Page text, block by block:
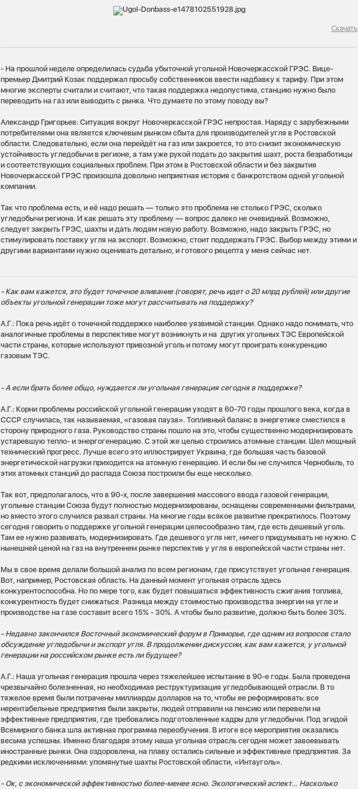
Скачать
- На прошлой неделе определилась судьба убыточной угольной Новочеркасской ГРЭС. Вице-
премьер Дмитрий Козак поддержал просьбу собственников ввести надбавку к тарифу. При этом
многие эксперты считали и считают, что такая поддержка недопустима, станцию нужно было
переводить на газ или выводить с рынка. Что думаете по этому поводу вы?
Александр Григорьев: Ситуация вокруг Новочеркасской ГРЭС непростая. Наряду с зарубежными
потребителями она является ключевым рынком сбыта для производителей угля в Ростовской
области. Следовательно, если она перейдёт на газ или закроется, то это снизит экономическую
устойчивость угледобычи в регионе, а там уже рукой подать до закрытия шахт, роста безработицы
и соответствующих социальных проблем. При этом в Ростовской области и без закрытия
Новочеркасской ГРЭС произошла довольно неприятная история с банкротством одной угольной
компании.
Так что проблема есть, и её надо решать — только это проблема не столько ГРЭС, сколько
угледобычи региона. И как решать эту проблему — вопрос далеко не очевидный. Возможно,
следует закрыть ГРЭС, шахты и дать людям новую работу. Возможно, надо закрыть ГРЭС, но
стимулировать поставку угля на экспорт. Возможно, стоит поддержать ГРЭС. Выбор между этими и
другими вариантами нужно оценивать детально, и готового рецепта у меня сейчас нет.
- Как вам кажется, это будет точечное вливание (говорят, речь идет о 20 млрд рублей) или другие
объекты угольной генерации тоже могут рассчитывать на поддержку?
А.Г.: Пока речь идёт о точечной поддержке наиболее уязвимой станции. Однако надо понимать, что
аналогичные проблемы в перспективе могут возникнуть и на других угольных ТЭС Европейской
части страны, которые используют привозной уголь и потому могут проиграть конкуренцию
газовым ТЭС.
- А если брать более общо, нуждается ли угольная генерация сегодня в поддержке?
А.Г.: Корни проблемы российской угольной генерации уходят в 60-70 годы прошлого века, когда в
СССР случилась, так называемая, «газовая пауза». Топливный баланс в энергетике сместился в
сторону природного газа. Руководство страны пошло на это, чтобы существенно модернизировать
устаревшую тепло- и энергогенерацию. С этой же целью строились атомные станции. Шел мощный
технический прогресс. Лучше всего это иллюстрирует Украина, где большая часть базовой
энергетической нагрузки приходится на атомную генерацию. И если бы не случился Чернобыль, то
этих атомных станций до распада Союза построили бы еще несколько.
Так вот, предполагалось, что в 90-х, после завершения массового ввода газовой генерации,
угольные станции Союза будут полностью модернизированы, оснащены современными фильтрами,
но вместо этого случился развал страны. На многие годы всякое развитие прекратилось. Поэтому
сегодня говорить о поддержке угольной генерации целесообразно там, где есть дешевый уголь.
Там ее нужно развивать, модернизировать. Где дешевого угля нет, ничего придумывать не нужно. С
нынешней ценой на газ на внутреннем рынке перспектив у угля в европейской части страны нет.
Мы в свое время делали большой анализ по всем регионам, где присутствует угольная генерация.
Вот, например, Ростовская область. На данный момент угольная отрасль здесь
конкурентоспособна. Но по мере того, как будет повышаться эффективность сжигания топлива,
конкурентность будет снижаться. Разница между стоимостью производства энергии на угле и
производстве на газе составит всего 15% - 30%. А чтобы было развитие, должно быть более 30%.
- Недавно закончился Восточный экономический форум в Приморье, где одним из вопросов стало
обсуждение угледобычи и экспорт угля. В продолжении дискуссии, как вам кажется, у угольной
генерации на российском рынке есть ли будущее?
А.Г.: Наша угольная генерация прошла через тяжелейшее испытание в 90-е годы. Была проведена
чрезвычайно болезненная, но необходимая реструктуризация угледобывающей отрасли. В то
тяжелое время были потрачены миллиарды долларов на то, чтобы ее реформировать: все
нерентабельные предприятия были закрыты, людей отправили на пенсию или перевели на
эффективные предприятия, где требовались подготовленные кадры для угледобычи. Под эгидой
Всемирного банка шла активная программа переобучения. В итоге все мероприятия оказались
весьма успешны. Именно благодаря этому наша угольная отрасль сегодня может завоевывать
иностранные рынки. Она оздоровлена, на плаву остались сильные и эффективные предприятия. За
редкими исключениями: упомянутые шахты Ростовской области, «Интауголь».
- Ок, с экономической эффективностью более-менее ясно. Экологический аспект… Насколько